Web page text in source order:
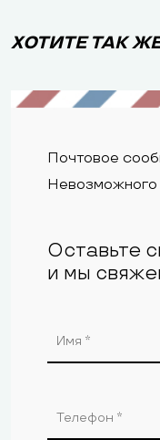
ХОТИТЕ ТАК
Почтовое
Невозможного
Оставьте
и мы